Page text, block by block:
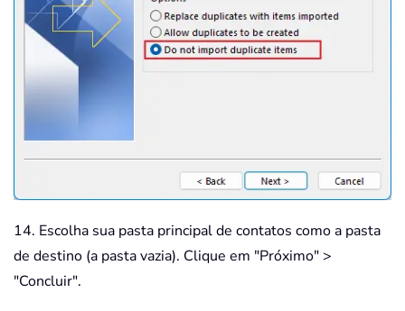
14. Escolha sua pasta principal de contatos como a pasta
de destino (a pasta vazia). Clique em "Próximo" >
"Concluir".